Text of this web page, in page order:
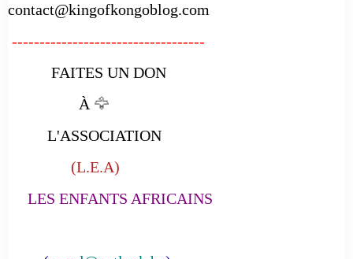
contact@kingofkongoblog.com
-----------------------------------
FAITES UN DON
À 🦅
L'ASSOCIATION
(L.E.A)
LES ENFANTS AFRICAINS